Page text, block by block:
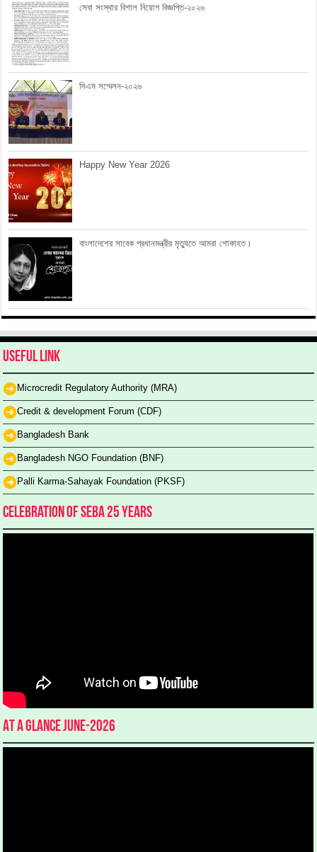
সেবা সংস্থার বিশাল নিয়োগ বিজ্ঞপ্তি-২০২৬
সিএম সম্মেলন-২০২৬
Happy New Year 2026
বাংলাদেশের সাবেক প্রধানমন্ত্রীর মৃত্যুতে আমরা শোকাহত।
Useful Link
Microcredit Regulatory Authority (MRA)
Credit & development Forum (CDF)
Bangladesh Bank
Bangladesh NGO Foundation (BNF)
Palli Karma-Sahayak Foundation (PKSF)
Celebration of SEBA 25 Years
At a glance June-2026